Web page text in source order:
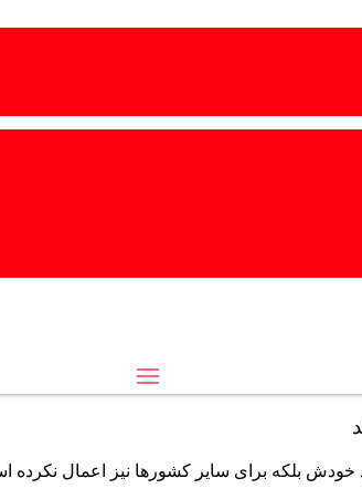
خودش بلکه برای سایر کشورها نیز اعمال